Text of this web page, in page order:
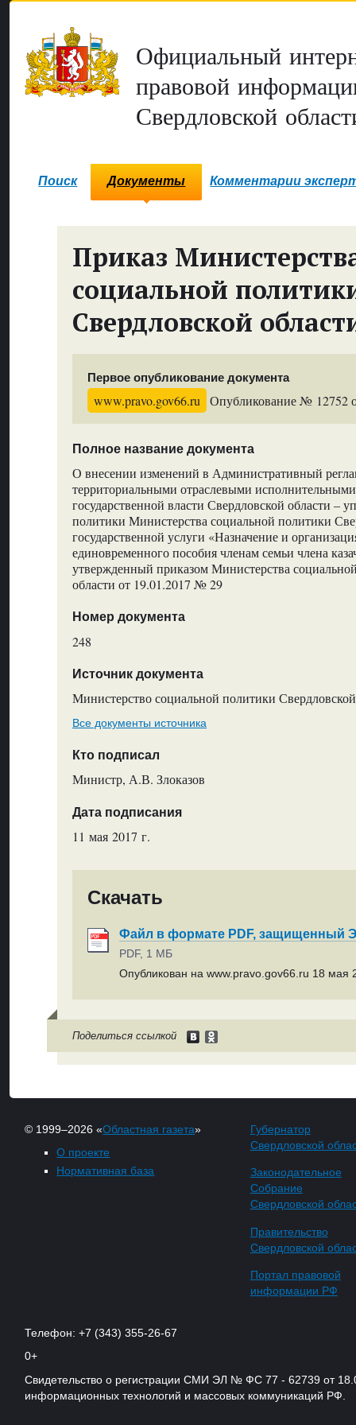
Официальный
правовой
Свердловской
Поиск Документы Комментарии
Приказ
социальной
Свердловской
Первое опубликование документа
www.pravo.gov66.ru Опубликование № 12752
Полное название документа
О внесении изменений в Административный
территориальными отраслевыми
государственной власти Свердловской области –
политики Министерства социальной политики
государственной услуги «Назначение и
единовременного пособия членам семьи члена
утвержденный приказом Министерства
области от 19.01.2017 № 29
Номер документа
248
Источник документа
Министерство социальной политики
Все документы источника
Кто подписал
Министр, А.В. Злоказов
Дата подписания
11 мая 2017 г.
Скачать
Файл в формате PDF, защищенный
PDF, 1 МБ
Опубликован на www.pravo.gov66.ru 18 мая
Поделиться ссылкой
© 1999–2026 «Областная газета»
О проекте
Нормативная база
Губернатор
Свердловской
Законодательное
Собрание
Свердловской
Правительство
Свердловской
Портал правовой
информации РФ
Телефон: +7 (343) 355-26-67
0+
Свидетельство о регистрации СМИ ЭЛ № ФС 77 - 62739 от
информационных технологий и массовых коммуникаций РФ.